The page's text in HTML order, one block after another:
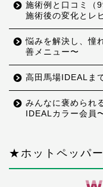
施術例と口コミ（
施術後の変化とレ
悩みを解決し、憧
善メニュー〜
高田馬場IDEALま
みんなに褒められ
IDEALカラー会員
★ホットペッパ